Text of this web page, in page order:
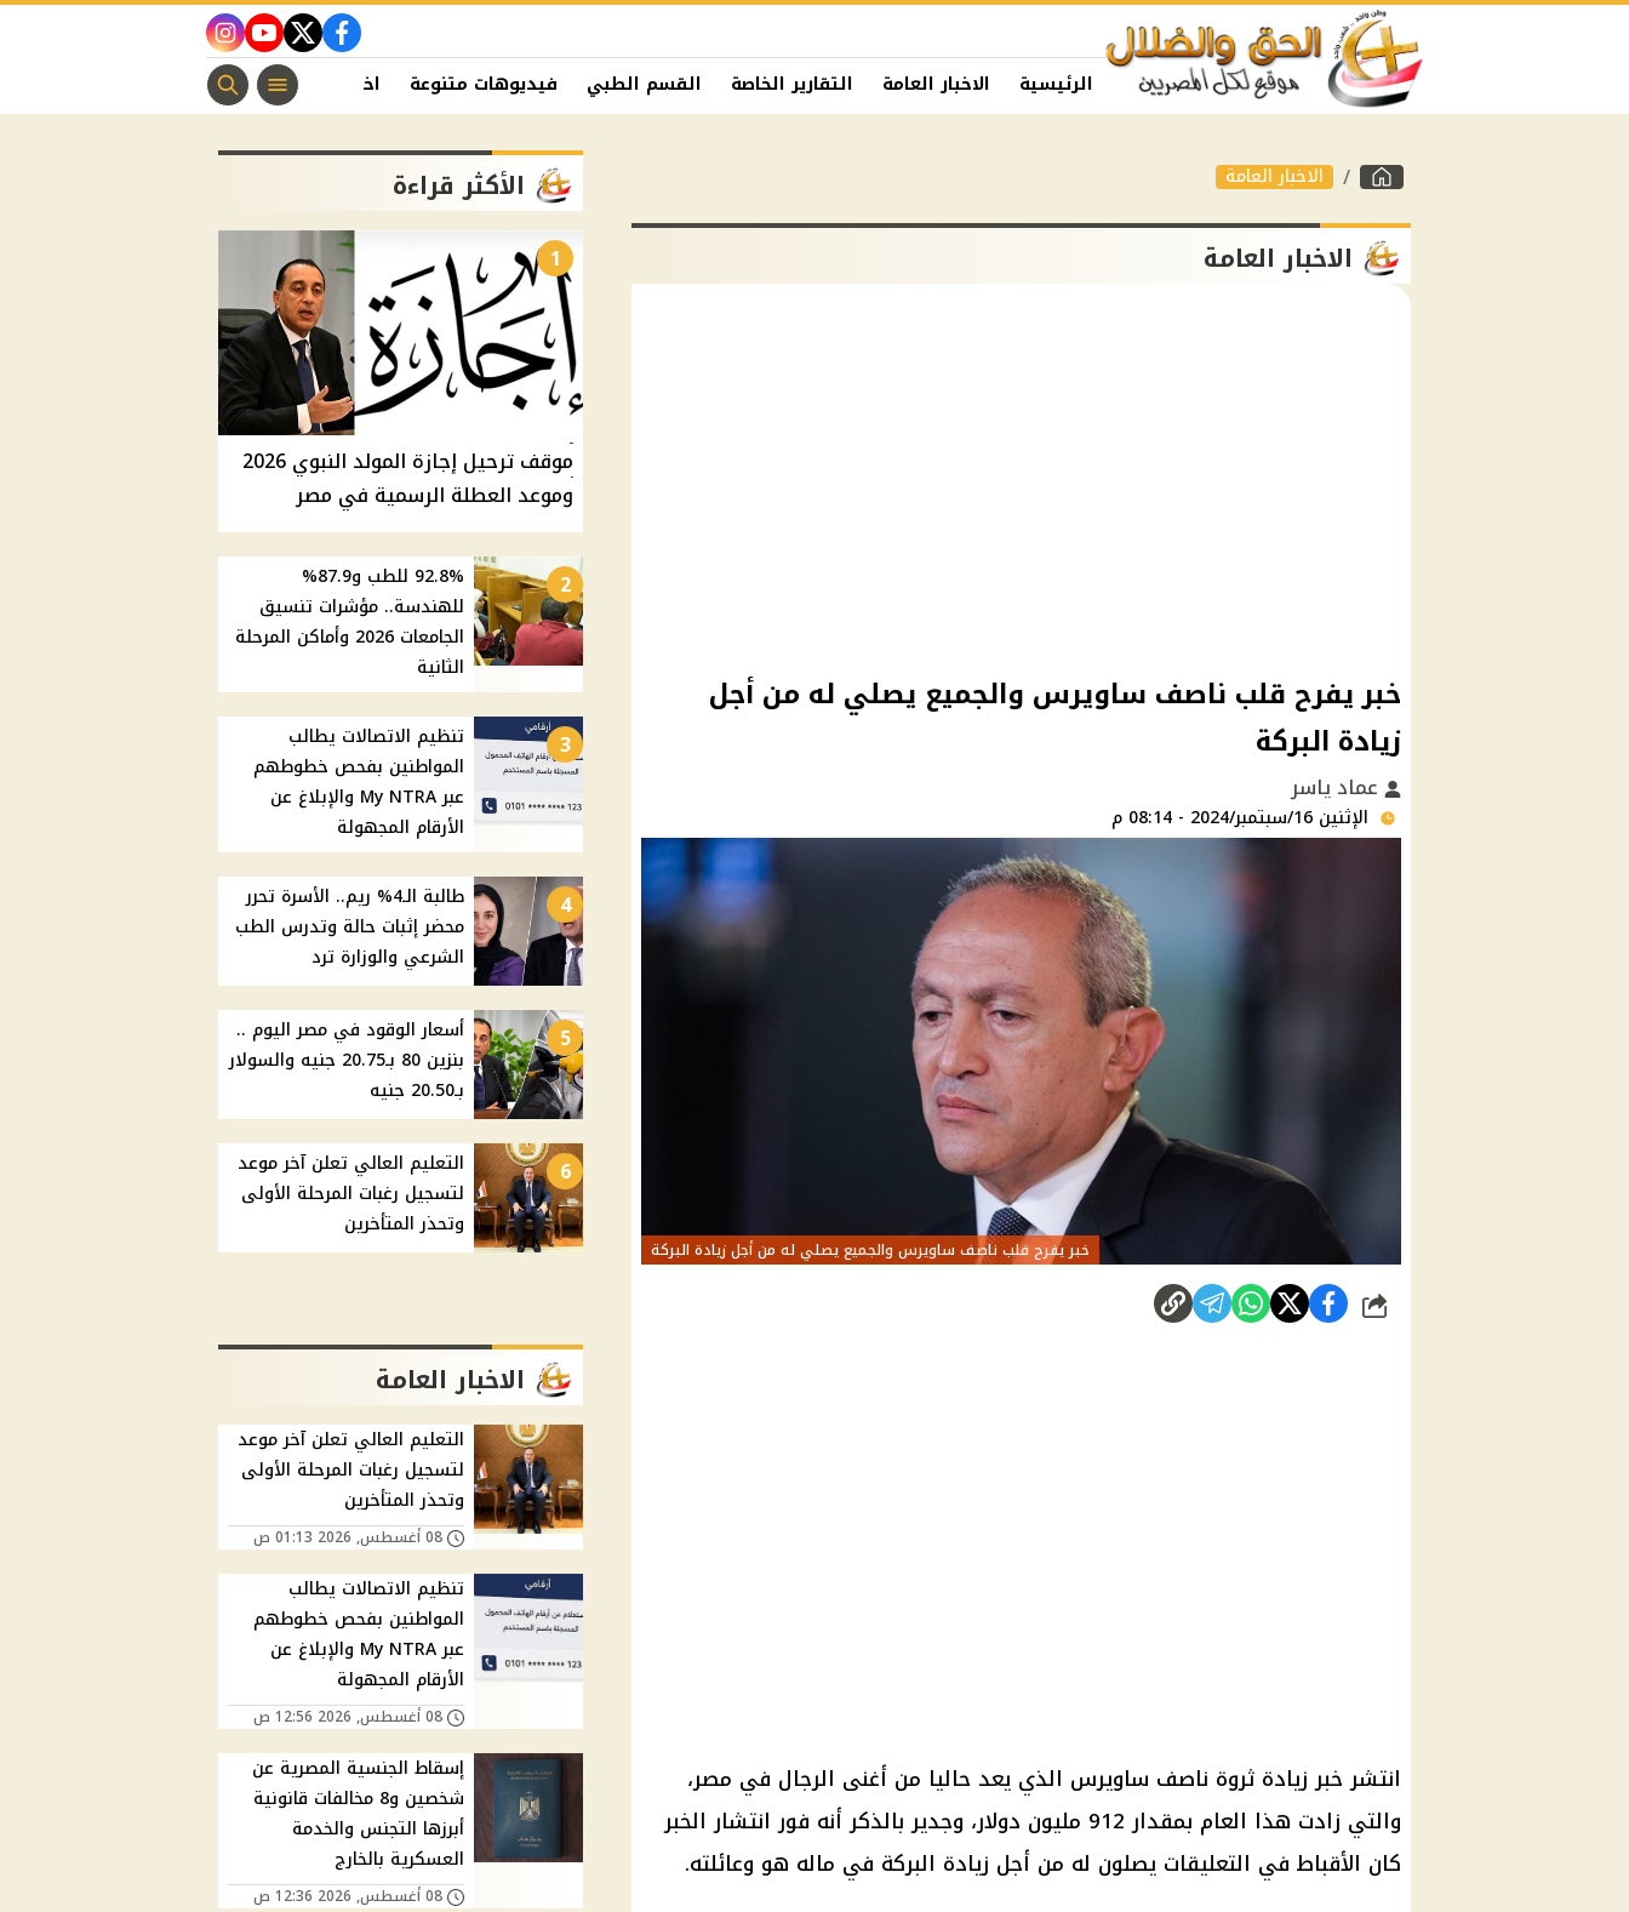
facebook
twitter
youtube
instagram
الرئيسية الاخبار العامة التقارير الخاصة القسم الطبي فيديوهات متنوعة اخبار الفن منوعات مسيحية
الاخبار العامة
الاخبار العامة
خبر يفرح قلب ناصف ساويرس والجميع يصلي له من أجل
زيادة البركة
عماد ياسر
الإثنين 16/سبتمبر/2024 - 08:14 م
خبر يفرح قلب ناصف ساويرس والجميع يصلي له من أجل زيادة البركة
شارك
انتشر خبر زيادة ثروة ناصف ساويرس الذي يعد حاليا من أغنى الرجال في مصر،
والتي زادت هذا العام بمقدار 912 مليون
دولار، وجدير بالذكر أنه فور انتشار الخبر
كان الأقباط في التعليقات يصلون له من أجل زيادة البركة في ماله هو وعائلته.
الأكثر قراءة
1
موقف ترحيل إجازة المولد النبوي 2026
وموعد العطلة الرسمية في مصر
2
92.8% للطب و87.9%
للهندسة.. مؤشرات تنسيق
الجامعات 2026 وأماكن المرحلة
الثانية
3
تنظيم الاتصالات يطالب
المواطنين بفحص خطوطهم
عبر My NTRA والإبلاغ عن
الأرقام المجهولة
4
طالبة الـ4% ريم.. الأسرة تحرر
محضر إثبات حالة وتدرس الطب
الشرعي والوزارة ترد
5
أسعار الوقود في مصر اليوم ..
بنزين 80 بـ20.75 جنيه والسولار
بـ20.50 جنيه
6
التعليم العالي تعلن آخر موعد
لتسجيل رغبات المرحلة الأولى
وتحذر المتأخرين
الاخبار العامة
التعليم العالي تعلن آخر موعد
لتسجيل رغبات المرحلة الأولى
وتحذر المتأخرين
08 أغسطس, 2026 01:13 ص
تنظيم الاتصالات يطالب
المواطنين بفحص خطوطهم
عبر My NTRA والإبلاغ عن
الأرقام المجهولة
08 أغسطس, 2026 12:56 ص
إسقاط الجنسية المصرية عن
شخصين و8 مخالفات قانونية
أبرزها التجنس والخدمة
العسكرية بالخارج
08 أغسطس, 2026 12:36 ص